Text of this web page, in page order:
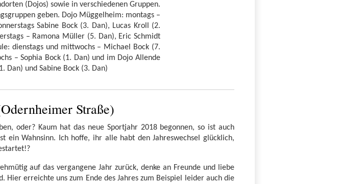
(Dojos) sowie in verschiedenen Gruppen.
geben. Dojo Müggelheim: montags –
Sabine Bock (3. Dan), Lucas Kroll (2.
– Ramona Müller (5. Dan), Eric Schmidt
dienstags und mittwochs – Michael Bock (7.
– Sophia Bock (1. Dan) und im Dojo Allende
Dan) und Sabine Bock (3. Dan)
Straße)
oder? Kaum hat das neue Sportjahr 2018 begonnen, so ist auch
ein Wahnsinn. Ich hoffe, ihr alle habt den Jahreswechsel glücklich,
auf das vergangene Jahr zurück, denke an Freunde und liebe
Hier erreichte uns zum Ende des Jahres zum Beispiel leider auch die